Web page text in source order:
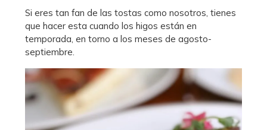
Si eres tan fan de las tostas como nosotros, tienes
que hacer esta cuando los higos están en
temporada, en torno a los meses de agosto-
septiembre.